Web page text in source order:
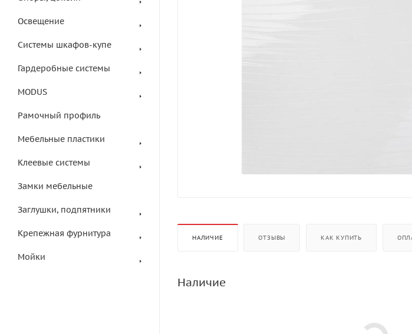
Освещение
Системы шкафов-купе
Гардеробные системы
MODUS
Рамочный профиль
Мебельные пластики
Клеевые системы
Замки мебельные
Заглушки, подпятники
Крепежная фурнитура
Мойки
НАЛИЧИЕ ОТЗЫВЫ КАК КУПИТЬ
Наличие